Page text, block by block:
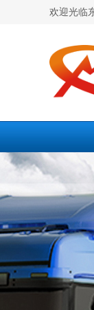
欢迎光临